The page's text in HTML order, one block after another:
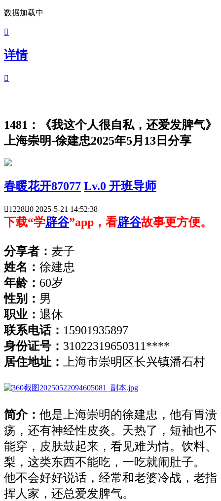
数据加载中

详情

1481：《我这个人很自私，还爱发脾气》
上海崇明-徐建忠2025年5月13日分享
春暖花开87077 Lv.0 开班导师
12280 2025-5-21 14:52:38
下载“学辟谷”app，看辟谷故事更方便。
分享者： 麦子
姓名： 徐建忠
年龄： 60岁
性别： 男
职业： 退休
联系电话： 15901935897
身份证号： 31022319650311****
居住地址： 上海市崇明区长兴镇潘石村
简介： 他是上海崇明的徐建忠，他有胃溃
疡，还有神经性皮炎。天热了，短袖也不
能穿，皮肤鼓起来，看见难为情。饮料、
梨，这类东西不能吃，一吃就闹肚子。
他不会好好说话，经常和老婆冷战，老指
挥人家，还总爱发脾气。